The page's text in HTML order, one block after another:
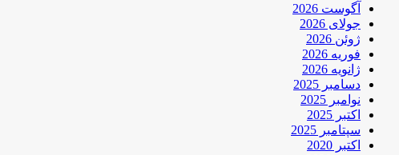
آگوست 2026
جولای 2026
ژوئن 2026
فوریه 2026
ژانویه 2026
دسامبر 2025
نوامبر 2025
اکتبر 2025
سپتامبر 2025
اکتبر 2020